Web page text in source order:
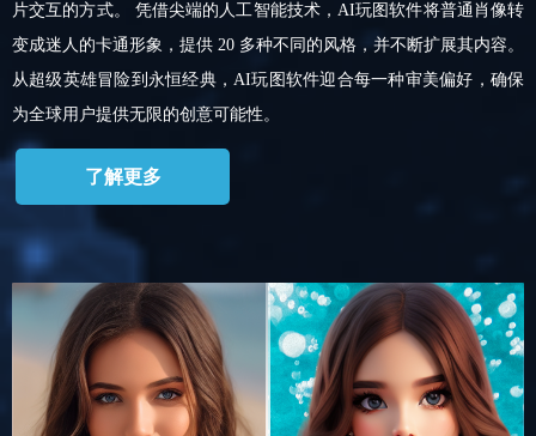
片交互的方式。 凭借尖端的人工智能技术，AI玩图软件将普通肖像转
变成迷人的卡通形象，提供 20 多种不同的风格，并不断扩展其内容。
从超级英雄冒险到永恒经典，AI玩图软件迎合每一种审美偏好，确保
为全球用户提供无限的创意可能性。
了解更多